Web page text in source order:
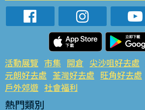
活動展覽 市集 開倉 尖沙咀好去處
元朗好去處 荃灣好去處 旺角好去處
戶外郊遊 社會福利
熱門類別